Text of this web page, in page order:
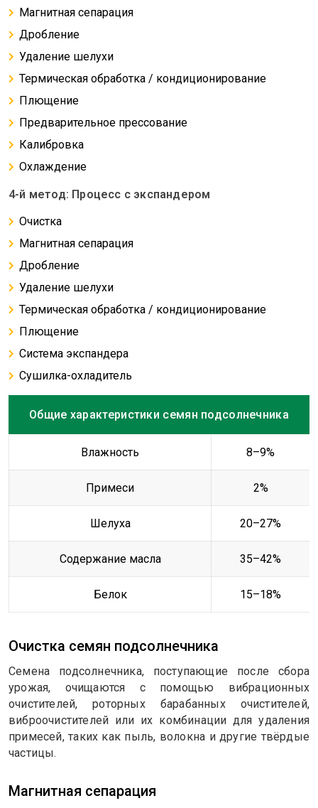
Магнитная сепарация
Дробление
Удаление шелухи
Термическая обработка / кондиционирование
Плющение
Предварительное прессование
Калибровка
Охлаждение
4-й метод: Процесс с экспандером
Очистка
Магнитная сепарация
Дробление
Удаление шелухи
Термическая обработка / кондиционирование
Плющение
Система экспандера
Сушилка-охладитель
Общие характеристики семян подсолнечника
Влажность 8–9%
Примеси 2%
Шелуха 20–27%
Содержание масла 35–42%
Белок 15–18%
Очистка семян подсолнечника
Семена подсолнечника, поступающие после сбора
урожая, очищаются с помощью вибрационных
очистителей, роторных барабанных очистителей,
виброочистителей или их комбинации для удаления
примесей, таких как пыль, волокна и другие твёрдые
частицы.
Магнитная сепарация